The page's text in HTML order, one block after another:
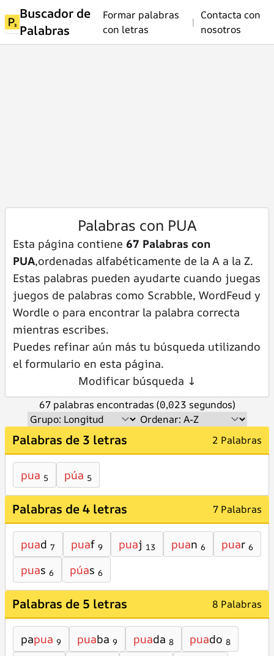
Buscador de
Palabras
Formar palabras
con letras
|
Contacta con
nosotros
Palabras con PUA
Esta página contiene 67 Palabras con
PUA,ordenadas alfabéticamente de la A a la Z.
Estas palabras pueden ayudarte cuando juegas
juegos de palabras como Scrabble, WordFeud y
Wordle o para encontrar la palabra correcta
mientras escribes.
Puedes refinar aún más tu búsqueda utilizando
el formulario en esta página.
Modificar búsqueda ↓
67 palabras encontradas (0,023 segundos)
Palabras de 3 letras 2 Palabras
pua 5 púa 5
Palabras de 4 letras 7 Palabras
puad 7 puaf 9 puaj 13 puan 6 puar 6
puas 6 púas 6
Palabras de 5 letras 8 Palabras
papua 9 puaba 9 puada 8 puado 8